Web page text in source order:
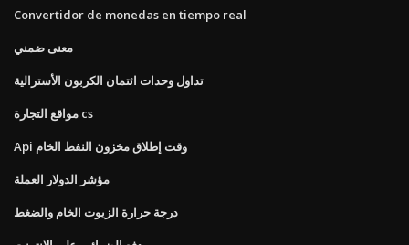
Convertidor de monedas en tiempo real
معنى ضمني
تداول وحدات ائتمان الكربون الأسترالية
مواقع التجارة cs
Api وقت إطلاق مخزون النفط الخام
مؤشر الدولار العملة
درجة حرارة الزيوت الخام والضغط